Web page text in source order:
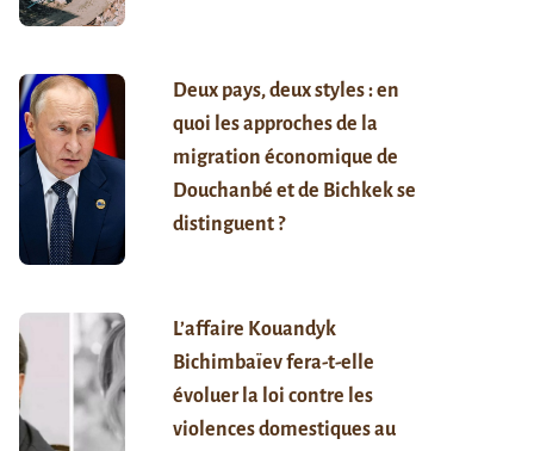
Deux pays, deux styles : en
quoi les approches de la
migration économique de
Douchanbé et de Bichkek se
distinguent ?
L’affaire Kouandyk
Bichimbaïev fera-t-elle
évoluer la loi contre les
violences domestiques au